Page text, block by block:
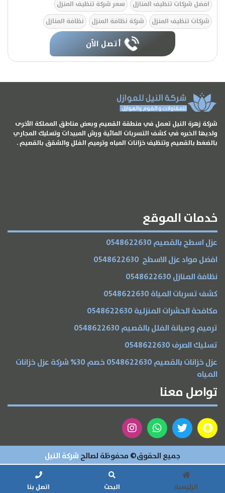
افضل شركات تنظيف المنازل
سعر شركة تنظيف المنزل
شركات تنظيف المنزل
شركة نظافة المنزل نظافة المنازل
أتصل الآن
شركة زهرة النيل تعمل في منطقة القصيم وبعض مناطق المملكة الأخرى
ولديها الخبره في كشف التسربات المائية ورش المبيدات وتسليك المجاري
بالضغط بالقصيم وتنظيف خزانات المياه وترميم الفلل والشقق بالقصيم .
خدمات الموقع
عزل اسطح بالقصيم 0548622630
افضل مواد عزل الاسطح 0548622630
نظافة المنازل 0548622630
كشف تسربات المياة 0548622630
مكافحة الحشرات المنزلية 0548622630
ترميم وصيانة الفلل بالقصيم 0548622630
تسليك الصرف 0548622630
عزل خزانات بالقصيم 0548622630 خصم 30% شركة عزل خزانات
المياه
تواصل معنا
جميع الحقوق© محفوظة لصالح شركة النيل
الرئيسية البحث اتصل بنا